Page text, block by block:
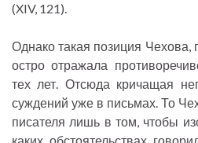
(XIV, 121).
Однако такая позиция
остро отражала
тех лет. Отсюда кричащая
суждений уже в письмах. То
писателя лишь в том, чтобы